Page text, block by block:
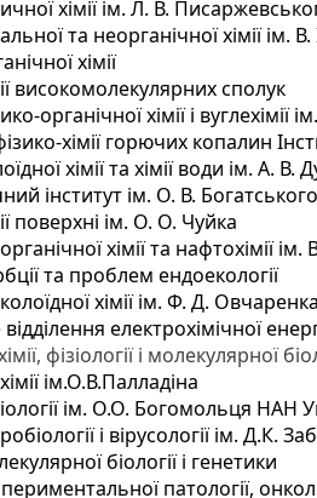
хімії ім. Л. В.
та неорганічної хімії ім.
хімії
високомолекулярних сполук
органічної хімії і
хімії горючих копалин
хімії та хімії води ім. А.
інститут ім. О. В.
поверхні ім. О. О. Чуйка
хімії та нафтохімії
та проблем ендоекології
хімії ім. Ф. Д.
електрохімічної
фізіології і молекулярної
ім.О.В.Палладіна
ім. О.О. Богомольця НАН
і вірусології ім. Д.К.
біології і генетики
патології,